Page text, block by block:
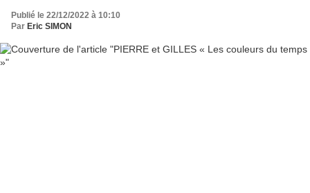
Publié le 22/12/2022 à 10:10
Par Eric SIMON